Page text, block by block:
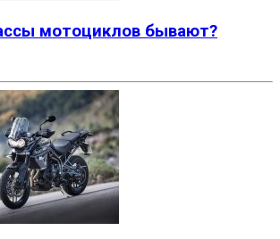
мотоциклов бывают?